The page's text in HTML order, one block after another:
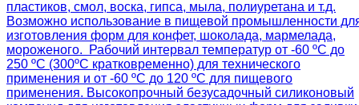
пластиков, смол, воска, гипса, мыла, полиуретана и т.д.
Возможно использование в пищевой промышленности
изготовления форм для конфет, шоколада, мармелада,
мороженого. Рабочий интервал температур от -60 ºС до
250 ºС (300ºС кратковременно) для технического
применения и от -60 ºС до 120 ºС для пищевого
применения. Высокопрочный безусадочный силиконовый